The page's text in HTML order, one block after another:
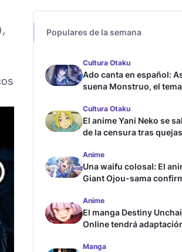
Populares de la semana
Cultura Otaku
Ado canta en español:
suena Monstruo, el
Cultura Otaku
El anime Yani Neko se
de la censura tras
Anime
Una waifu colosal: El
Giant Ojou-sama
Anime
El manga Destiny
Online tendrá
Manga